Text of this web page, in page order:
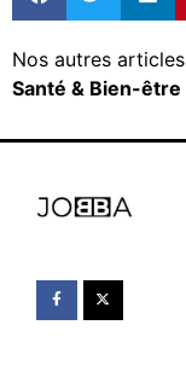
Nos autres articles
Santé & Bien-être